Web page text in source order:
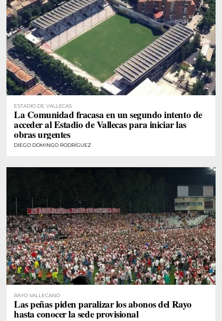
ESTADIO DE VALLECAS
La Comunidad fracasa en un segundo intento de
acceder al Estadio de Vallecas para iniciar las
obras urgentes
DIEGO DOMINGO RODRÍGUEZ
RAYO VALLECANO
Las peñas piden paralizar los abonos del Rayo
hasta conocer la sede provisional